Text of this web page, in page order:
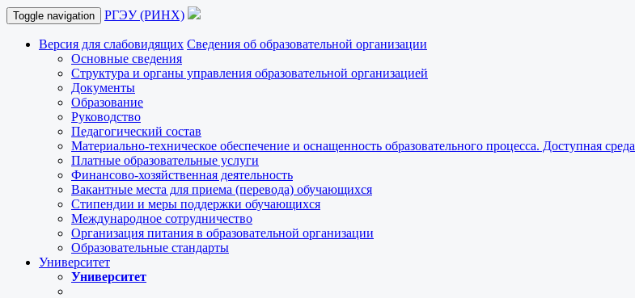
Toggle navigation РГЭУ (РИНХ)
Версия для слабовидящих Сведения об образовательной организации
Основные сведения
Структура и органы управления образовательной организацией
Документы
Образование
Руководство
Педагогический состав
Материально-техническое обеспечение и оснащенность образовательного процесса. Доступная среда
Платные образовательные услуги
Финансово-хозяйственная деятельность
Вакантные места для приема (перевода) обучающихся
Стипендии и меры поддержки обучающихся
Международное сотрудничество
Организация питания в образовательной организации
Образовательные стандарты
Университет
Университет